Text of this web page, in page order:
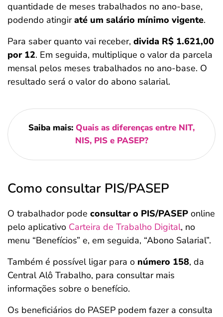
quantidade de meses trabalhados no ano-base,
podendo atingiraté um salário mínimo vigente.
Para saber quanto vai receber, divida R$ 1.621,00
por 12. Em seguida, multiplique o valor da parcela
mensal pelos meses trabalhados no ano-base. O
resultado será o valor do abono salarial.
Saiba mais: Quais as diferenças entre NIT,
NIS, PIS e PASEP?
Como consultar PIS/PASEP
O trabalhador pode consultar o PIS/PASEP online
pelo aplicativo Carteira de Trabalho Digital, no
menu “Benefícios” e, em seguida, “Abono Salarial”.
Também é possível ligar para o número 158, da
Central Alô Trabalho, para consultar mais
informações sobre o benefício.
Os beneficiários do PASEP podem fazer a consulta